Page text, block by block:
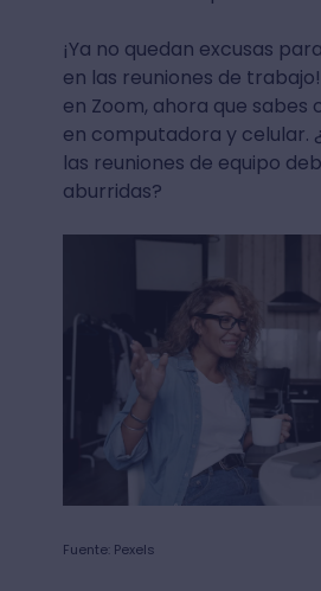
¡Ya no quedan excusas
en las reuniones de
en Zoom, ahora que sabes
en computadora y celular.
las reuniones de equipo
aburridas?
Fuente: Pexels